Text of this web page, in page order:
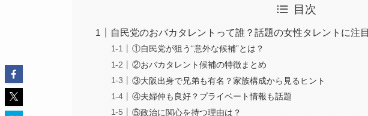
目次
自民党のおバカタレントって誰？話題の女性タレントに注目
①自民党が狙う“意外な候補”とは？
②おバカタレント候補の特徴まとめ
③大阪出身で兄弟も有名？家族構成から見るヒント
④夫婦仲も良好？プライベート情報も話題
⑤政治に関心を持つ理由は？